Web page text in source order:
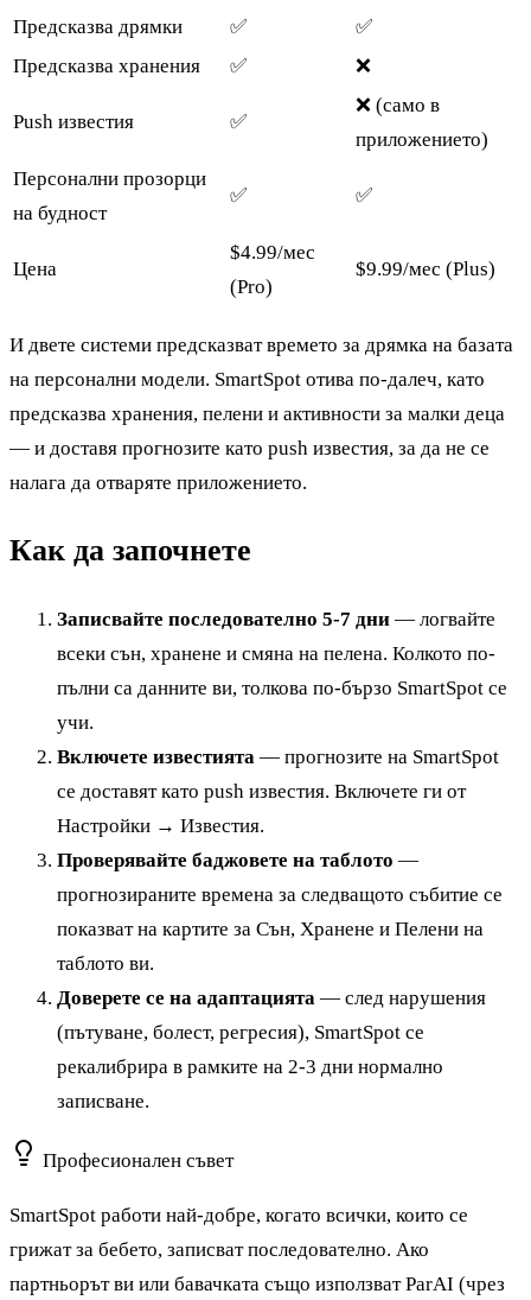
Предсказва дрямки
✅
✅
Предсказва хранения
✅ ❌
Push известия ✅
❌ (само в
приложението)
Персонални прозорци
на будност
✅ ✅
Цена
$4.99/мес
(Pro)
$9.99/мес (Plus)
И двете системи предсказват времето за дрямка на базата
на персонални модели. SmartSpot отива по-далеч, като
предсказва хранения, пелени и активности за малки деца
— и доставя прогнозите като push известия, за да не се
налага да отваряте приложението.
Как да започнете
Записвайте последователно 5-7 дни — логвайте
всеки сън, хранене и смяна на пелена. Колкото по-
пълни са данните ви, толкова по-бързо SmartSpot се
учи.
Включете известията — прогнозите на SmartSpot
се доставят като push известия. Включете ги от
Настройки → Известия.
Проверявайте баджовете на таблото —
прогнозираните времена за следващото събитие се
показват на картите за Сън, Хранене и Пелени на
таблото ви.
Доверете се на адаптацията — след нарушения
(пътуване, болест, регресия), SmartSpot се
рекалибрира в рамките на 2-3 дни нормално
записване.
Професионален съвет
SmartSpot работи най-добре, когато всички, които се
грижат за бебето, записват последователно. Ако
партньорът ви или бавачката също използват ParAI (чрез